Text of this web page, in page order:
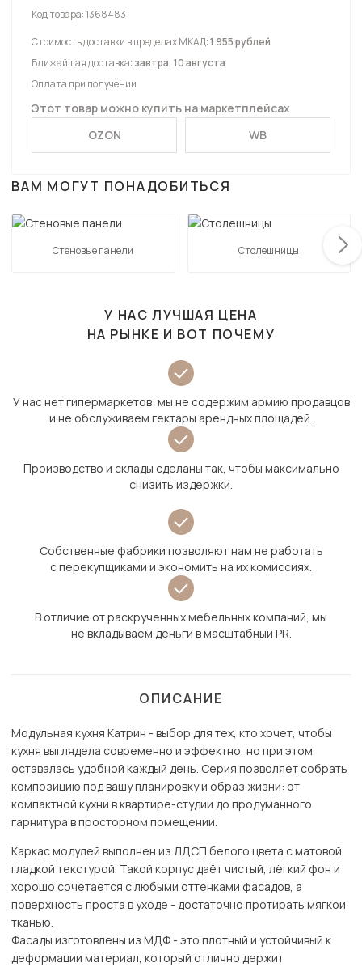
Код товара:1368483
Стоимость доставки в пределах МКАД:1 955 рублей
Ближайшая доставка: завтра, 10 августа
Оплата при получении
Этот товар можно купить на маркетплейсах
OZON
WB
ВАМ МОГУТ ПОНАДОБИТЬСЯ
Стеновые панели Столешницы
У НАС ЛУЧШАЯ ЦЕНА
НА РЫНКЕ И ВОТ ПОЧЕМУ
У нас нет гипермаркетов: мы не содержим армию продавцов
и не обслуживаем гектары арендных площадей.
Производство и склады сделаны так, чтобы максимально
снизить издержки.
Собственные фабрики позволяют нам не работать
с перекупщиками и экономить на их комиссиях.
В отличие от раскрученных мебельных компаний, мы
не вкладываем деньги в масштабный PR.
ОПИСАНИЕ
Модульная кухня Катрин - выбор для тех, кто хочет, чтобы
кухня выглядела современно и эффектно, но при этом
оставалась удобной каждый день. Серия позволяет собрать
композицию под вашу планировку и образ жизни: от
компактной кухни в квартире-студии до продуманного
гарнитура в просторном помещении.
Каркас модулей выполнен из ЛДСП белого цвета с матовой
гладкой текстурой. Такой корпус даёт чистый, лёгкий фон и
хорошо сочетается с любыми оттенками фасадов, а
поверхность проста в уходе - достаточно протирать мягкой
тканью.
Фасады изготовлены из МДФ - это плотный и устойчивый к
деформации материал, который отлично держит